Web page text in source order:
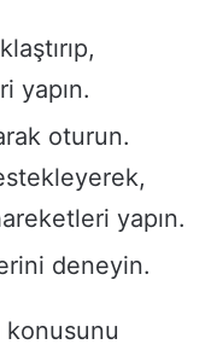
yapın.
oturun.
yapın.
deneyin.
konusunu